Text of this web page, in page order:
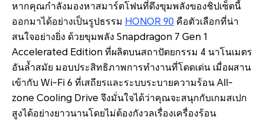
หากคุณกำลังมองหาสมาร์ตโฟนที่ดึงขุมพลังของชิปเซ็ตนี้
ออกมาได้อย่างเป็นรูปธรรม HONOR 90 คือตัวเลือกที่น่า
สนใจอย่างยิ่ง ด้วยขุมพลัง Snapdragon 7 Gen 1
Accelerated Edition ที่ผลิตบนสถาปัตยกรรม 4 นาโนเมตร
อันล้ำสมัย มอบประสิทธิภาพการทำงานที่โดดเด่น เมื่อผสาน
เข้ากับ Wi-Fi 6 ที่เสถียรและระบบระบายความร้อน All-
zone Cooling Drive จึงมั่นใจได้ว่าคุณจะสนุกกับเกมสเปก
สูงได้อย่างยาวนานโดยไม่ต้องกังวลเรื่องเครื่องร้อน